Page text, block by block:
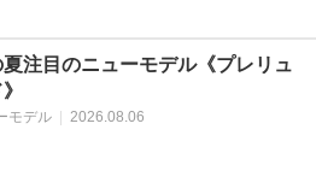
夏注目のニューモデル《プレリュ
モデル | 2026.08.06